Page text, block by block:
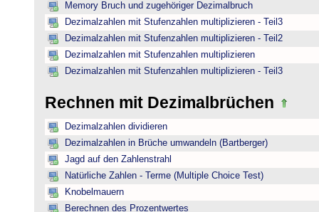
Memory Bruch und zugehöriger Dezimalbruch
Dezimalzahlen mit Stufenzahlen multiplizieren - Teil3
Dezimalzahlen mit Stufenzahlen multiplizieren - Teil2
Dezimalzahlen mit Stufenzahlen multiplizieren
Dezimalzahlen mit Stufenzahlen multiplizieren - Teil3
Rechnen mit Dezimalbrüchen
Dezimalzahlen dividieren
Dezimalzahlen in Brüche umwandeln (Bartberger)
Jagd auf den Zahlenstrahl
Natürliche Zahlen - Terme (Multiple Choice Test)
Knobelmauern
Berechnen des Prozentwertes